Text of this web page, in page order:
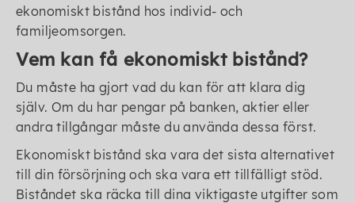
ekonomiskt bistånd hos individ- och
familjeomsorgen.
Vem kan få ekonomiskt bistånd?
Du måste ha gjort vad du kan för att klara dig
själv. Om du har pengar på banken, aktier eller
andra tillgångar måste du använda dessa först.
Ekonomiskt bistånd ska vara det sista alternativet
till din försörjning och ska vara ett tillfälligt stöd.
Biståndet ska räcka till dina viktigaste utgifter som